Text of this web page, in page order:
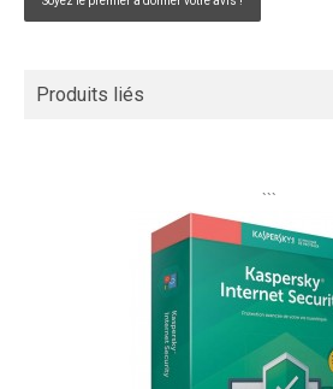
Produits liés
```